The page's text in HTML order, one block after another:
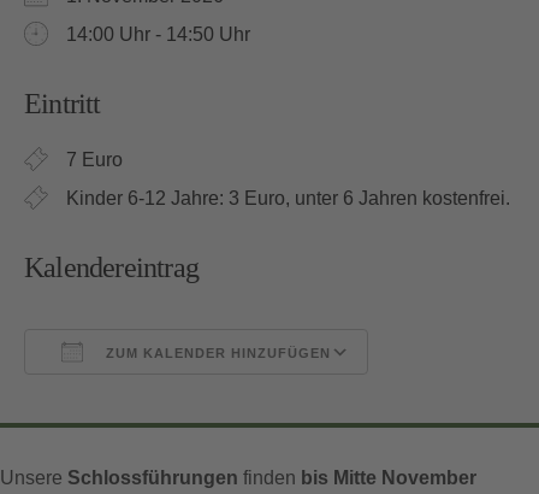
14:00 Uhr - 14:50 Uhr
Eintritt
7 Euro
Kinder 6-12 Jahre: 3 Euro, unter 6 Jahren kostenfrei.
Kalendereintrag
ZUM KALENDER HINZUFÜGEN
Unsere Schlossführungen finden bis Mitte November